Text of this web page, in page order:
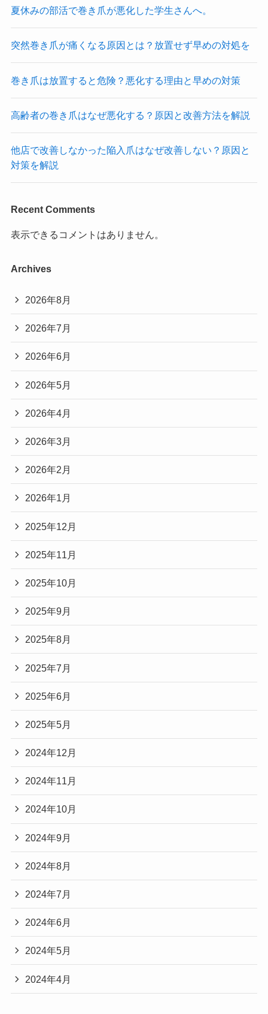
夏休みの部活で巻き爪が悪化した学生さんへ。
突然巻き爪が痛くなる原因とは？放置せず早めの対処を
巻き爪は放置すると危険？悪化する理由と早めの対策
高齢者の巻き爪はなぜ悪化する？原因と改善方法を解説
他店で改善しなかった陥入爪はなぜ改善しない？原因と
対策を解説
Recent Comments
表示できるコメントはありません。
Archives
2026年8月
2026年7月
2026年6月
2026年5月
2026年4月
2026年3月
2026年2月
2026年1月
2025年12月
2025年11月
2025年10月
2025年9月
2025年8月
2025年7月
2025年6月
2025年5月
2024年12月
2024年11月
2024年10月
2024年9月
2024年8月
2024年7月
2024年6月
2024年5月
2024年4月